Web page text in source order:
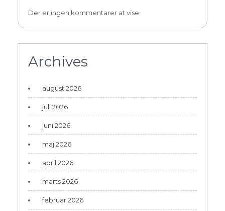
Der er ingen kommentarer at vise.
Archives
august 2026
juli 2026
juni 2026
maj 2026
april 2026
marts 2026
februar 2026